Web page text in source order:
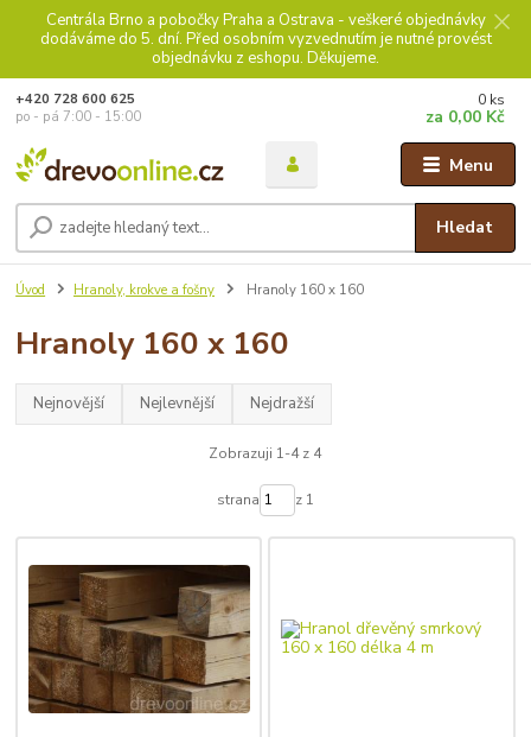
Centrála Brno a pobočky Praha a Ostrava - veškeré objednávky
dodáváme do 5. dní. Před osobním vyzvednutím je nutné provést
objednávku z eshopu. Děkujeme.
Menu
Hledat
+420 728 600 625
po - pá 7:00 - 15:00
0 ks
za 0,00 Kč
Úvod Hranoly, krokve a fošny Hranoly 160 x 160
Hranoly 160 x 160
Nejnovější Nejlevnější Nejdražší
Zobrazuji 1-4 z 4
strana z 1